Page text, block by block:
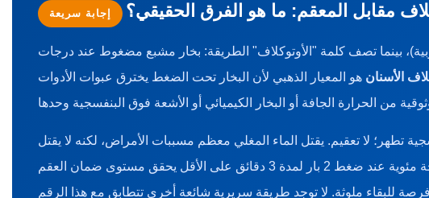
إجابة سريعة مقابل المعقم: ما هو الفرق الحقيقي؟
بينما تصف كلمة "الأوتوكلاف" الطريقة: بخار مشبع مضغوط عند درجات
الأسنان هو المعيار الذهبي لأن البخار تحت الضغط يخترق عبوات الأدوات
تطهر؛ لا تعقيم. يقتل الماء المغلي معظم مسببات الأمراض، لكنه لا يقتل
الأبواغ الداخلية المقاومة للحرارة. إن جهاز تعقيم الأسنان الذي تم التحقق من صحته والذي يصل إلى 134 درجة مئوية عند ضغط 2 بار لمدة 3 دقائق على الأقل يحقق مستوى ضمان العقم (SAL) يبلغ